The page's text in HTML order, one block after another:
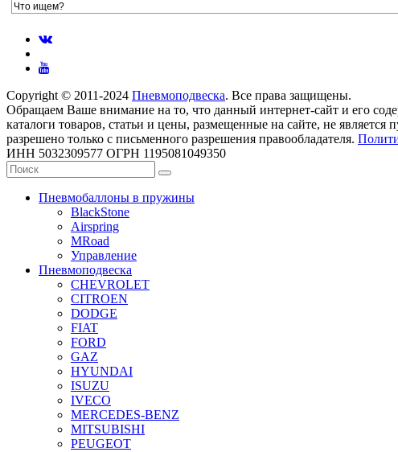
Copyright © 2011-2024 Пневмоподвеска. Все права защищены.
Обращаем Ваше внимание на то, что данный интернет-сайт и его
каталоги товаров, статьи и цены, размещенные на сайте, не
разрешено только с письменного разрешения правообладателя.
ИНН 5032309577 ОГРН 1195081049350
Пневмобаллоны в пружины
BlackStone
Airspring
MRoad
Управление
Пневмоподвеска
CHEVROLET
CITROEN
DODGE
FIAT
FORD
GAZ
HYUNDAI
ISUZU
IVECO
MERCEDES-BENZ
MITSUBISHI
PEUGEOT